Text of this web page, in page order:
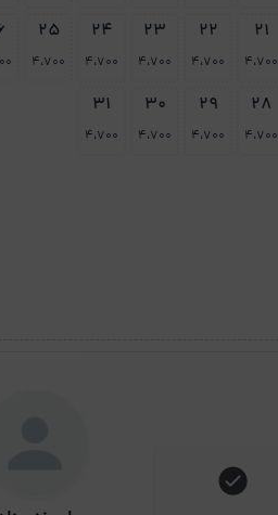
21
4،700
22
4،700
23
4،700
24
4،700
25
4،700
28
4،700
29
4،700
30
4،700
31
4،700